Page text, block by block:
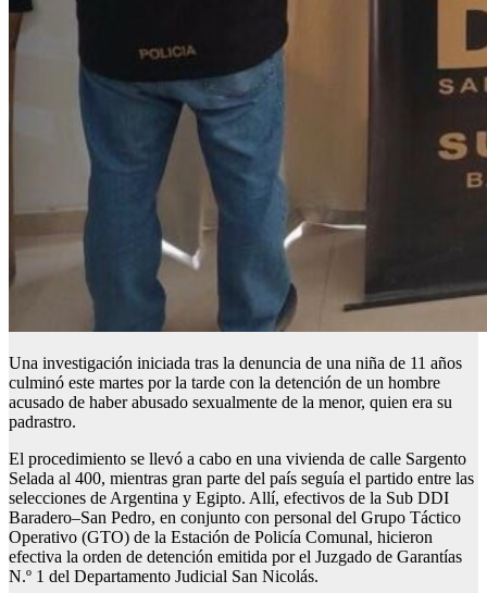
Una investigación iniciada tras la denuncia de una niña de 11 años
culminó este martes por la tarde con la detención de un hombre
acusado de haber abusado sexualmente de la menor, quien era su
padrastro.
El procedimiento se llevó a cabo en una vivienda de calle Sargento
Selada al 400, mientras gran parte del país seguía el partido entre las
selecciones de Argentina y Egipto. Allí, efectivos de la Sub DDI
Baradero–San Pedro, en conjunto con personal del Grupo Táctico
Operativo (GTO) de la Estación de Policía Comunal, hicieron
efectiva la orden de detención emitida por el Juzgado de Garantías
N.º 1 del Departamento Judicial San Nicolás.